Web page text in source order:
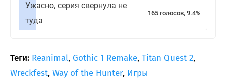
Ужасно, серия свернула не
туда
165 голосов, 9.4%
Теги: Reanimal, Gothic 1 Remake, Titan Quest 2,
Wreckfest, Way of the Hunter, Игры